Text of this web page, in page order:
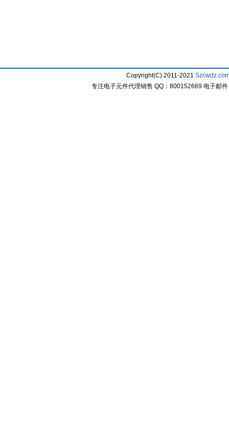
Copyright(C) 2011-2021
专注电子元件代理销售 QQ：800152669 电子邮